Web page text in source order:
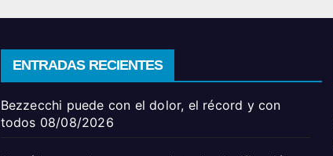
ENTRADAS RECIENTES
Bezzecchi puede con el dolor, el récord y con
todos 08/08/2026